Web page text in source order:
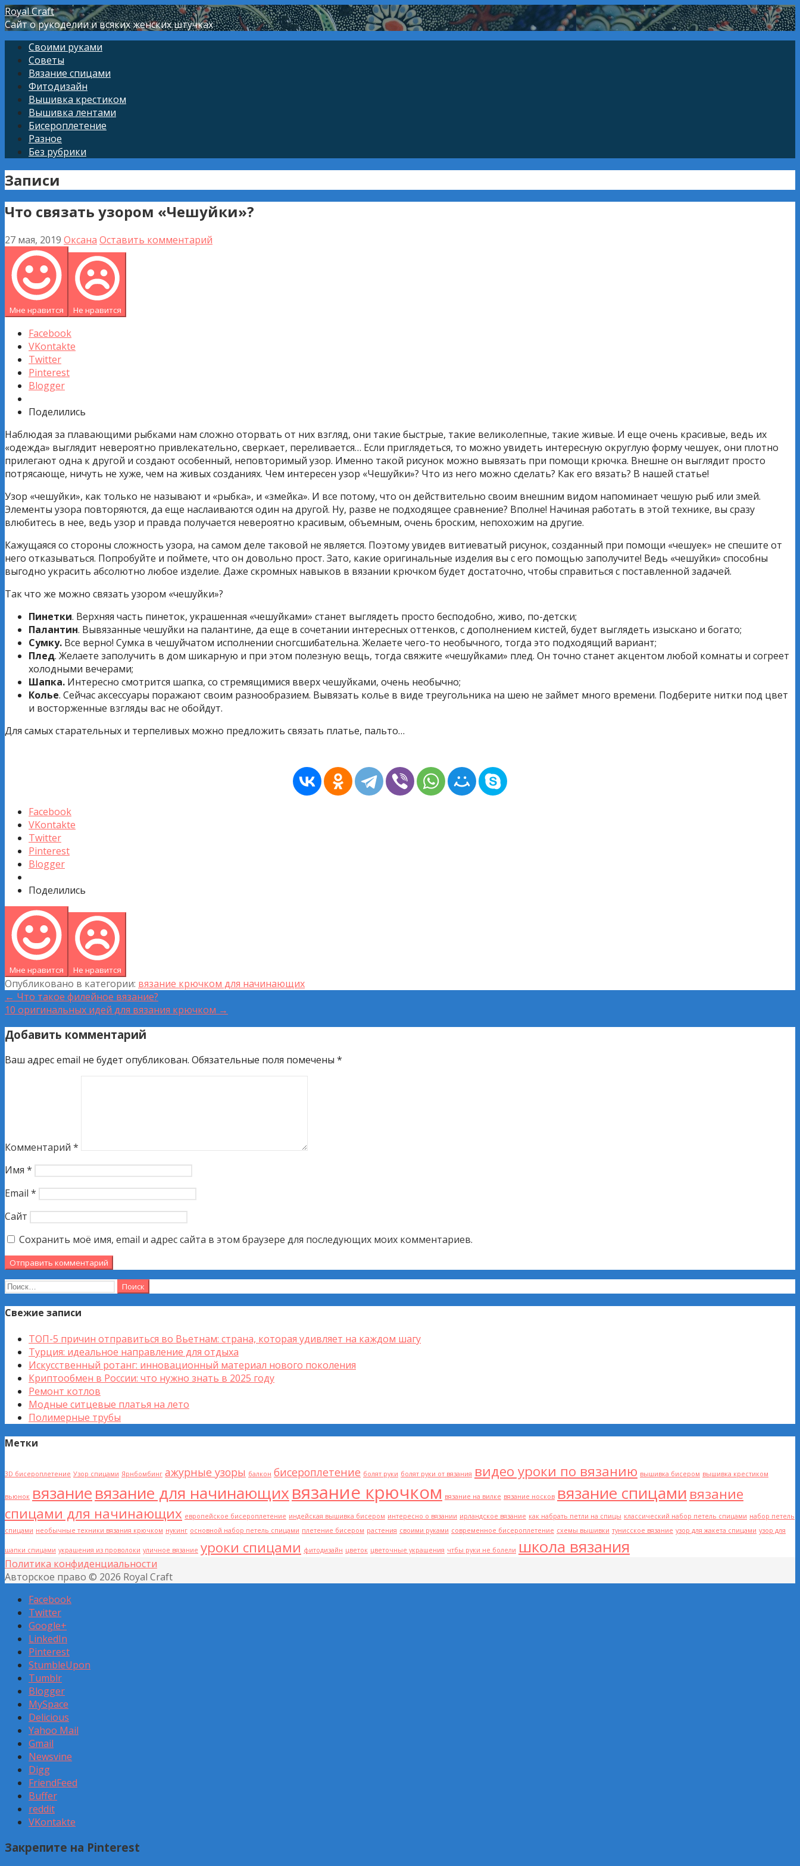
Перейти
к
Royal Craft
Сайт о рукоделии и всяких женских штучках
Своими руками
Советы
Вязание спицами
Фитодизайн
Вышивка крестиком
Вышивка лентами
Бисероплетение
Разное
Без рубрики
Записи
Что связать узором «Чешуйки»?
27 мая, 2019 Оксана Оставить комментарий
Мне нравится Не нравится
Facebook
VKontakte
Twitter
Pinterest
Blogger
Поделились
Наблюдая за плавающими рыбками нам сложно оторвать от них взгляд, они такие быстрые, такие великолепные, такие живые. И еще очень красивые, ведь их
«одежда» выглядит невероятно привлекательно, сверкает, переливается… Если приглядеться, то можно увидеть интересную округлую форму чешуек, они плотно
прилегают одна к другой и создают особенный, неповторимый узор. Именно такой рисунок можно вывязать при помощи крючка. Внешне он выглядит просто
потрясающе, ничуть не хуже, чем на живых созданиях. Чем интересен узор «Чешуйки»? Что из него можно сделать? Как его вязать? В нашей статье!
Узор «чешуйки», как только не называют и «рыбка», и «змейка». И все потому, что он действительно своим внешним видом напоминает чешую рыб или змей.
Элементы узора повторяются, да еще наслаиваются один на другой. Ну, разве не подходящее сравнение? Вполне! Начиная работать в этой технике, вы сразу
влюбитесь в нее, ведь узор и правда получается невероятно красивым, объемным, очень броским, непохожим на другие.
Кажущаяся со стороны сложность узора, на самом деле таковой не является. Поэтому увидев витиеватый рисунок, созданный при помощи «чешуек» не спешите от
него отказываться. Попробуйте и поймете, что он довольно прост. Зато, какие оригинальные изделия вы с его помощью заполучите! Ведь «чешуйки» способны
выгодно украсить абсолютно любое изделие. Даже скромных навыков в вязании крючком будет достаточно, чтобы справиться с поставленной задачей.
Так что же можно связать узором «чешуйки»?
Пинетки. Верхняя часть пинеток, украшенная «чешуйками» станет выглядеть просто бесподобно, живо, по-детски;
Палантин. Вывязанные чешуйки на палантине, да еще в сочетании интересных оттенков, с дополнением кистей, будет выглядеть изыскано и богато;
Сумку. Все верно! Сумка в чешуйчатом исполнении сногсшибательна. Желаете чего-то необычного, тогда это подходящий вариант;
Плед. Желаете заполучить в дом шикарную и при этом полезную вещь, тогда свяжите «чешуйками» плед. Он точно станет акцентом любой комнаты и согреет
холодными вечерами;
Шапка. Интересно смотрится шапка, со стремящимися вверх чешуйками, очень необычно;
Колье. Сейчас аксессуары поражают своим разнообразием. Вывязать колье в виде треугольника на шею не займет много времени. Подберите нитки под цвет
и восторженные взгляды вас не обойдут.
Для самых старательных и терпеливых можно предложить связать платье, пальто…
Facebook
VKontakte
Twitter
Pinterest
Blogger
Поделились
Мне нравится Не нравится
Опубликовано в категории: вязание крючком для начинающих
Навигация
по
записям
← Что такое филейное вязание?
10 оригинальных идей для вязания крючком →
Добавить комментарий
Ваш адрес email не будет опубликован. Обязательные поля помечены *
Комментарий *
Имя *
Email *
Сайт
Сохранить моё имя, email и адрес сайта в этом браузере для последующих моих комментариев.
Найти:
Свежие записи
ТОП-5 причин отправиться во Вьетнам: страна, которая удивляет на каждом шагу
Турция: идеальное направление для отдыха
Искусственный ротанг: инновационный материал нового поколения
Криптообмен в России: что нужно знать в 2025 году
Ремонт котлов
Модные ситцевые платья на лето
Полимерные трубы
Метки
3D бисероплетение Узор спицами Ярнбомбинг ажурные узоры балкон бисероплетение болят руки болят руки от вязания видео уроки по вязанию вышивка бисером вышивка крестиком
вьюнок вязаниевязание для начинающихвязание крючком вязание на вилке вязание носков вязание спицами вязание
спицами для начинающих европейское бисероплетение индейская вышивка бисером интересно о вязании ирландское вязание как набрать петли на спицы классический набор петель спицами набор петель
спицами необычные техники вязания крючком нукинг основной набор петель спицами плетение бисером растения своими руками современное бисероплетение схемы вышивки тунисское вязание узор для жакета спицами узор для
шапки спицами украшения из проволоки уличное вязание уроки спицами фитодизайн цветок цветочные украшения чтбы руки не болели школа вязания
Политика конфиденциальности
Авторское право © 2026 Royal Craft
Facebook
Twitter
Google+
LinkedIn
Pinterest
StumbleUpon
Tumblr
Blogger
MySpace
Delicious
Yahoo Mail
Gmail
Newsvine
Digg
FriendFeed
Buffer
reddit
VKontakte
Закрепите на Pinterest